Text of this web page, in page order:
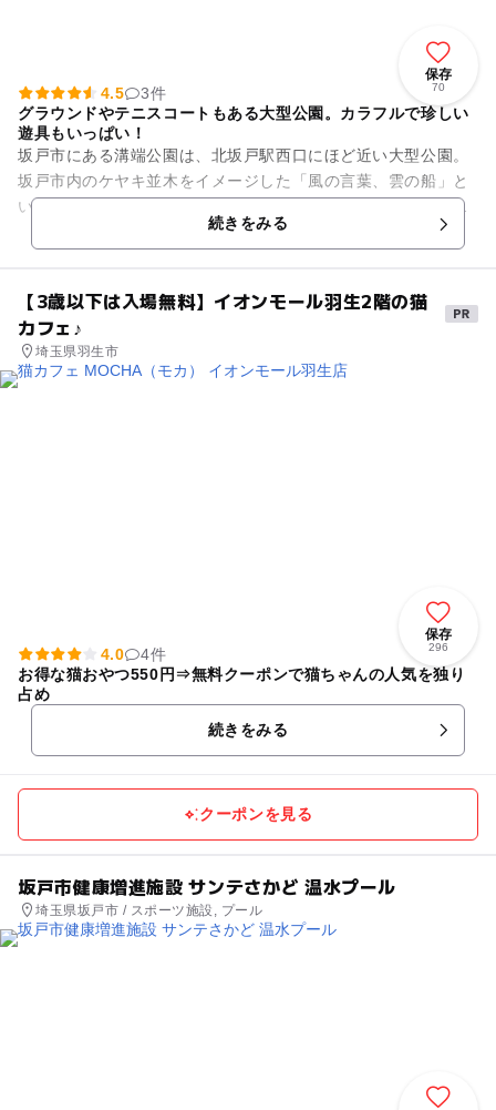
保存
70
4.5
3件
グラウンドやテニスコートもある大型公園。カラフルで珍しい
遊具もいっぱい！
坂戸市にある溝端公園は、北坂戸駅西口にほど近い大型公園。
坂戸市内のケヤキ並木をイメージした「風の言葉、雲の船」と
いう童謡をコンセプトがコンセプトとなっており、公園入口近
くには「童謡広場 幸福の小...続きをみる
【3歳以下は入場無料】イオンモール羽生2階の猫
カフェ♪
埼玉県羽生市
保存
296
4.0
4件
お得な猫おやつ550円⇒無料クーポンで猫ちゃんの人気を独り
占め
続きをみる
クーポンを見る
坂戸市健康増進施設 サンテさかど 温水プール
埼玉県坂戸市 / スポーツ施設, プール